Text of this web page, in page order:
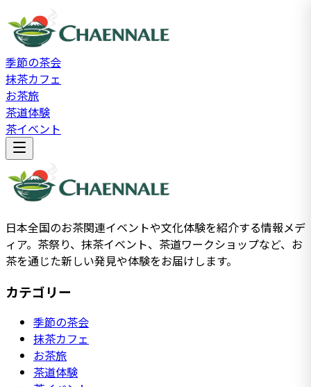
季節の茶会
抹茶カフェ
お茶旅
茶道体験
茶イベント
日本全国のお茶関連イベントや文化体験を紹介する情報メデ
ィア。茶祭り、抹茶イベント、茶道ワークショップなど、お
茶を通じた新しい発見や体験をお届けします。
カテゴリー
季節の茶会
抹茶カフェ
お茶旅
茶道体験